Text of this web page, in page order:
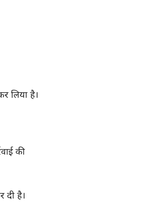
लिया है।
की
दी है।